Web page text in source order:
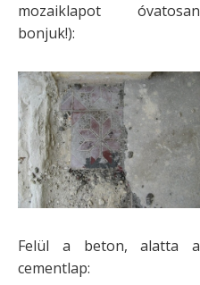
mozaiklapot óvatosan
bonjuk!):
Felül a beton, alatta a
cementlap: